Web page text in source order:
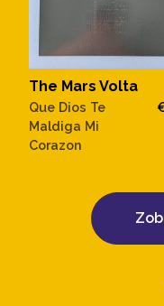
The Mars Volta
Que Dios Te
Maldiga Mi
Corazon